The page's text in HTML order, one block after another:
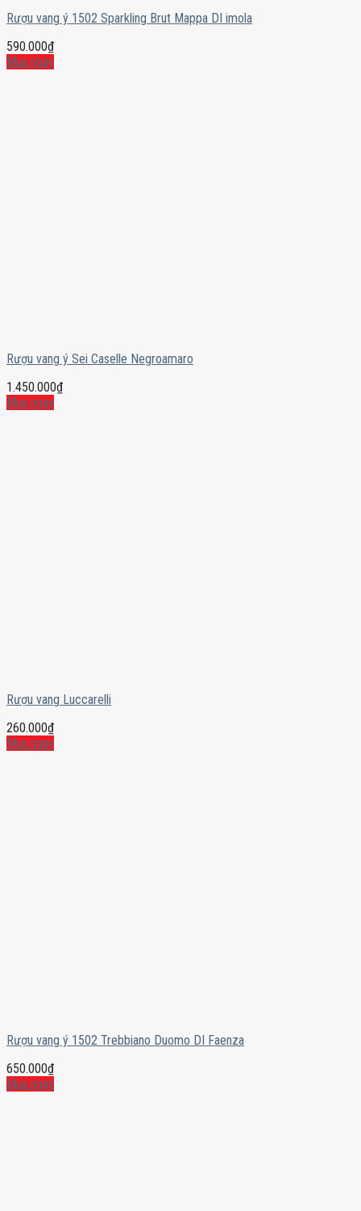
Rượu vang ý 1502 Sparkling Brut Mappa DI imola
590.000₫
Mua ngay
Rượu vang ý Sei Caselle Negroamaro
1.450.000₫
Mua ngay
Rượu vang Luccarelli
260.000₫
Mua ngay
Rượu vang ý 1502 Trebbiano Duomo DI Faenza
650.000₫
Mua ngay